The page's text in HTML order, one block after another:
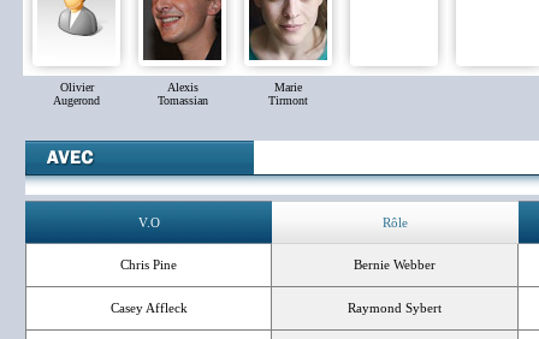
Olivier
Augerond
Alexis
Tomassian
Marie
Tirmont
V.O Rôle
Chris Pine Bernie Webber
Casey Affleck Raymond Sybert